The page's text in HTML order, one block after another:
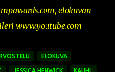
elokuvan
www.youtube.com
ELOKUVA
JESSICA HENWICK KAUHU